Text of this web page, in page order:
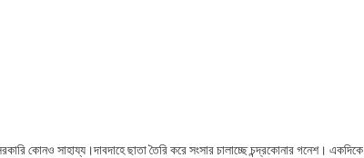
কোনও সাহায্য।দাবদাহে ছাতা তৈরি করে সংসার চালাচ্ছে চন্দ্রকোনার গনেশ। একদিকে